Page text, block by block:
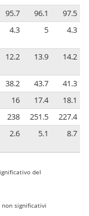
95.7 96.1
97.5
4.3 5 4.3
12.2 13.9 14.2
38.2 43.7
41.3
16 17.4
18.1
238 251.5
227.4
2.6 5.1 8.7
del
significativi